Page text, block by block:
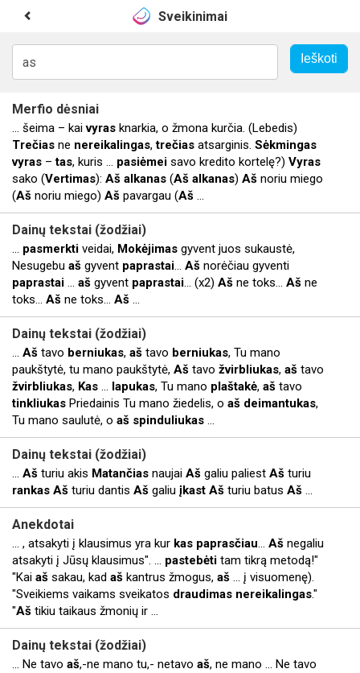
Sveikinimai
Merfio dėsniai
... šeima – kaivyras knarkia, o žmona kurčia. (Lebedis)
Trečias ne nereikalingas,trečias atsarginis. Sėkmingas
vyras –tas, kuris ... pasiėmei savo kredito kortelę?) Vyras
sako (Vertimas): Aš alkanas (Aš alkanas) Aš noriu miego
(Aš noriu miego) Aš pavargau (Aš ...
Dainų tekstai (žodžiai)
... pasmerkti veidai, Mokėjimas gyvent juos sukaustė,
Nesugebu aš gyvent paprastai… Aš norėčiau gyventi
paprastai ... aš gyvent paprastai… (x2) Aš ne toks… Aš ne
toks… Aš ne toks… Aš ...
Dainų tekstai (žodžiai)
... Aš tavo berniukas, aš tavo berniukas, Tu mano
paukštytė, tu mano paukštytė, Aš tavo žvirbliukas, aš tavo
žvirbliukas, Kas ... lapukas, Tu mano plaštakė, aš tavo
tinkliukas Priedainis Tu mano žiedelis, o aš deimantukas,
Tu mano saulutė, o aš spinduliukas ...
Dainų tekstai (žodžiai)
... Aš turiu akis Matančias naujai Aš galiu paliest Aš turiu
rankas Aš turiu dantis Aš galiu įkast Aš turiu batus Aš ...
Anekdotai
... , atsakyti į klausimus yra kur kas paprasčiau... Aš negaliu
atsakyti į Jūsų klausimus". ... pastebėti tam tikrą metodą!"
"Kai aš sakau, kad aš kantrus žmogus, aš ... į visuomenę).
"Sveikiems vaikams sveikatos draudimas nereikalingas."
"Aš tikiu taikaus žmonių ir ...
Dainų tekstai (žodžiai)
... Ne tavo aš,-ne mano tu,- netavo aš, ne mano ... Ne tavo